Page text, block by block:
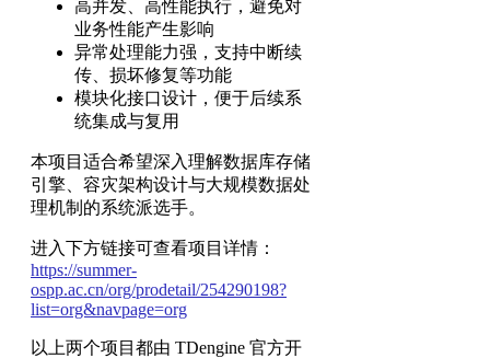
高并发、高性能执行，避免对
业务性能产生影响
异常处理能力强，支持中断续
传、损坏修复等功能
模块化接口设计，便于后续系
统集成与复用
本项目适合希望深入理解数据库存储
引擎、容灾架构设计与大规模数据处
理机制的系统派选手。
进入下方链接可查看项目详情：
https://summer-
ospp.ac.cn/org/prodetail/254290198?
list=org&navpage=org
以上两个项目都由 TDengine 官方开